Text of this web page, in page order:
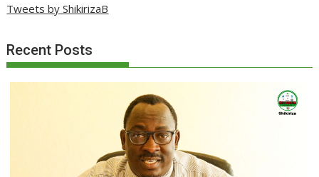
Tweets by ShikirizaB
Recent Posts